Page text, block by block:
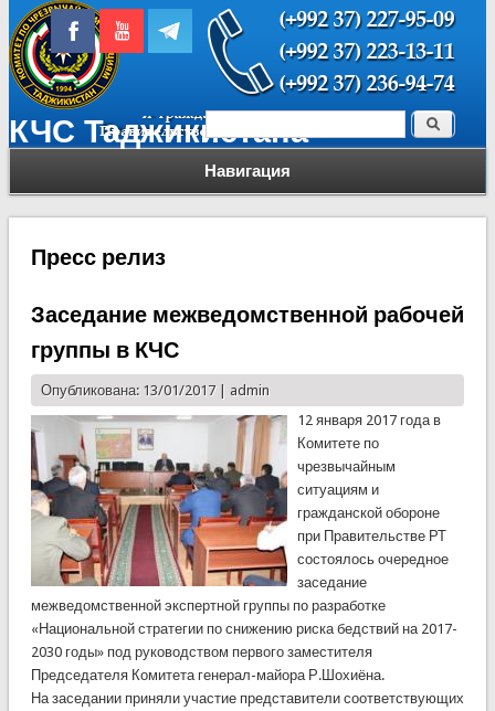
КЧС Таджикистана
Навигация
Форма поиска Поиск
Пресс релиз
Заседание межведомственной рабочей
группы в КЧС
Опубликована: 13/01/2017 | admin
12 января 2017 года в
Комитете по
чрезвычайным
ситуациям и
гражданской обороне
при Правительстве РТ
состоялось очередное
заседание
межведомственной экспертной группы по разработке
«Национальной стратегии по снижению риска бедствий на 2017-
2030 годы» под руководством первого заместителя
Председателя Комитета генерал-майора Р.Шохиёна.
На заседании приняли участие представители соответствующих